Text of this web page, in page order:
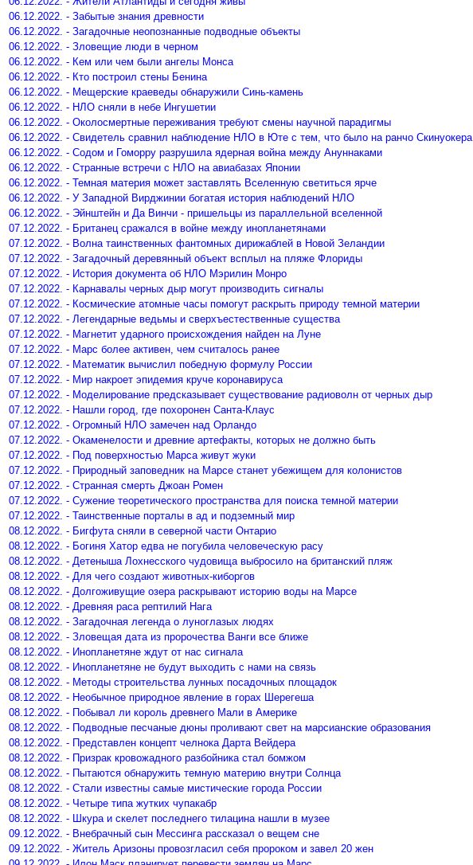
06.12.2022. - Забытые знания древности
06.12.2022. - Загадочные неопознанные подводные объекты
06.12.2022. - Зловещие люди в черном
06.12.2022. - Кем или чем были ангелы Монса
06.12.2022. - Кто построил стены Бенина
06.12.2022. - Мещерские краеведы обнаружили Синь-камень
06.12.2022. - НЛО сняли в небе Ингушетии
06.12.2022. - Околосмертные переживания требуют смены научной парадигмы
06.12.2022. - Свидетель сравнил наблюдение НЛО в Юте с тем, что было на ранчо Скинуокера
06.12.2022. - Содом и Гоморру разрушила ядерная война между Ануннаками
06.12.2022. - Странные встречи с НЛО на авиабазах Японии
06.12.2022. - Темная материя может заставлять Вселенную светиться ярче
06.12.2022. - У Западной Вирджинии богатая история наблюдений НЛО
06.12.2022. - Эйнштейн и Да Винчи - пришельцы из параллельной вселенной
07.12.2022. - Британец сражался в войне между инопланетянами
07.12.2022. - Волна таинственных фантомных дирижаблей в Новой Зеландии
07.12.2022. - Загадочный деревянный объект всплыл на пляже Флориды
07.12.2022. - История документа об НЛО Мэрилин Монро
07.12.2022. - Карнавалы черных дыр могут производить сигналы
07.12.2022. - Космические атомные часы помогут раскрыть природу темной материи
07.12.2022. - Легендарные ведьмы и сверхъестественные существа
07.12.2022. - Магнетит ударного происхождения найден на Луне
07.12.2022. - Марс более активен, чем считалось ранее
07.12.2022. - Математик вычислил победную формулу России
07.12.2022. - Мир накроет эпидемия круче коронавируса
07.12.2022. - Моделирование предсказывает существование радиоволн от черных дыр
07.12.2022. - Нашли город, где похоронен Санта-Клаус
07.12.2022. - Огромный НЛО замечен над Орландо
07.12.2022. - Окаменелости и древние артефакты, которых не должно быть
07.12.2022. - Под поверхностью Марса живут жуки
07.12.2022. - Природный заповедник на Марсе станет убежищем для колонистов
07.12.2022. - Странная смерть Джоан Ромен
07.12.2022. - Сужение теоретического пространства для поиска темной материи
07.12.2022. - Таинственные порталы в ад и подземный мир
08.12.2022. - Бигфута сняли в северной части Онтарио
08.12.2022. - Богиня Хатор едва не погубила человеческую расу
08.12.2022. - Детеныша Лохнесского чудовища выбросило на британский пляж
08.12.2022. - Для чего создают животных-киборгов
08.12.2022. - Долгоживущие озера раскрывают историю воды на Марсе
08.12.2022. - Древняя раса рептилий Нага
08.12.2022. - Загадочная легенда о луноглазых людях
08.12.2022. - Зловещая дата из пророчества Ванги все ближе
08.12.2022. - Инопланетяне ждут от нас сигнала
08.12.2022. - Инопланетяне не будут выходить с нами на связь
08.12.2022. - Методы строительства лунных посадочных площадок
08.12.2022. - Необычное природное явление в горах Шерегеша
08.12.2022. - Побывал ли король древнего Мали в Америке
08.12.2022. - Подводные песчаные дюны проливают свет на марсианские образования
08.12.2022. - Представлен концепт челнока Дарта Вейдера
08.12.2022. - Призрак кровожадного разбойника стал бомжом
08.12.2022. - Пытаются обнаружить темную материю внутри Солнца
08.12.2022. - Стали известны самые мистические города России
08.12.2022. - Четыре типа жутких чупакабр
08.12.2022. - Шкура и скелет последнего тилацина нашли в музее
09.12.2022. - Внебрачный сын Мессинга рассказал о вещем сне
09.12.2022. - Житель Аризоны провозгласил себя пророком и завел 20 жен